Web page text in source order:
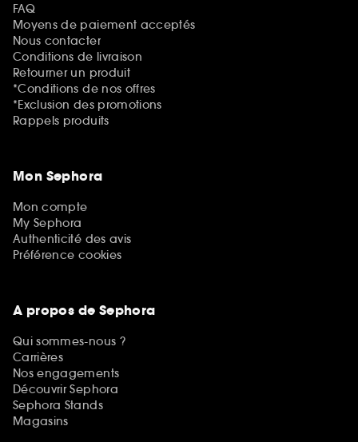
FAQ
Moyens de paiement acceptés
Nous contacter
Conditions de livraison
Retourner un produit
*Conditions de nos offres
*Exclusion des promotions
Rappels produits
Mon Sephora
Mon compte
My Sephora
Authenticité des avis
Préférence cookies
A propos de Sephora
Qui sommes-nous ?
Carrières
Nos engagements
Découvrir Sephora
Sephora Stands
Magasins